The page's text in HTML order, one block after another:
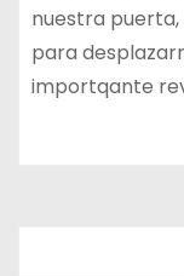
nuestra
para
importqante